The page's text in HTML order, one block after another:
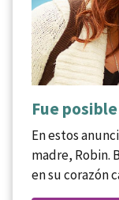
Fue
En estos
madre, Robin.
en su corazón